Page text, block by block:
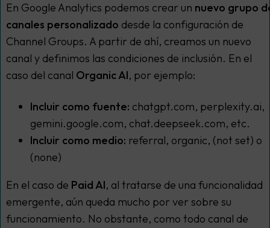
En Google Analytics podemos crear un nuevo grupo
canales personalizado desde la configuración de
Channel Groups. A partir de ahí, creamos un nuevo
canal y definimos las condiciones de inclusión. En el
caso del canal Organic AI, por ejemplo:
Incluir como fuente: chatgpt.com, perplexity.ai,
gemini.google.com, chat.deepseek.com, etc.
Incluir como medio: referral, organic, (not set) o
(none)
En el caso de Paid AI, al tratarse de una funcionalidad
emergente, aún queda mucho por ver sobre su
funcionamiento. No obstante, como todo canal de